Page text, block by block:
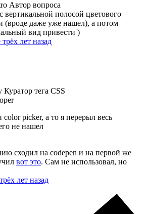
Автор вопроса
вертикальной полосой цветового
(вроде даже уже нашел), а потом
вид привести )
трёх лет назад
Куратор тега CSS
picker, а то я перерыл весь
не нашел
сходил на codepen и на первой же
вот это. Сам не использовал, но
лет назад